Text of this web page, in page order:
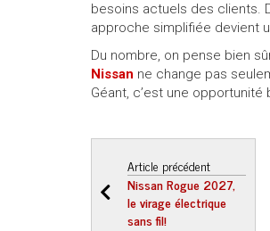
besoins actuels des clients.
approche simplifiée devient
Du nombre, on pense bien
Nissan ne change pas
Géant, c’est une
Article précédent
Nissan Rogue 2027,
le virage électrique
sans fil!